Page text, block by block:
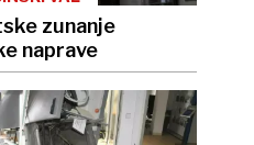
zunanje
naprave